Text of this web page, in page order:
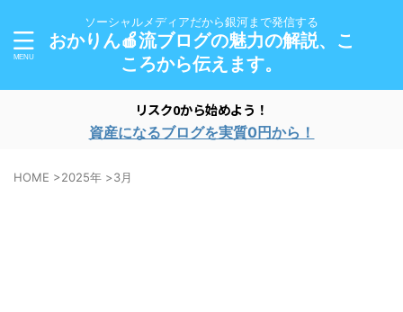
ソーシャルメディアだから銀河まで発信する
おかりん🍎流ブログの魅力の解説、こ
ころから伝えます。
リスク0から始めよう！
資産になるブログを実質0円から！
HOME >2025年 >3月